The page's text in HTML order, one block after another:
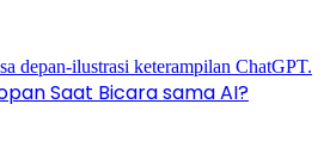
Saat Bicara sama AI?